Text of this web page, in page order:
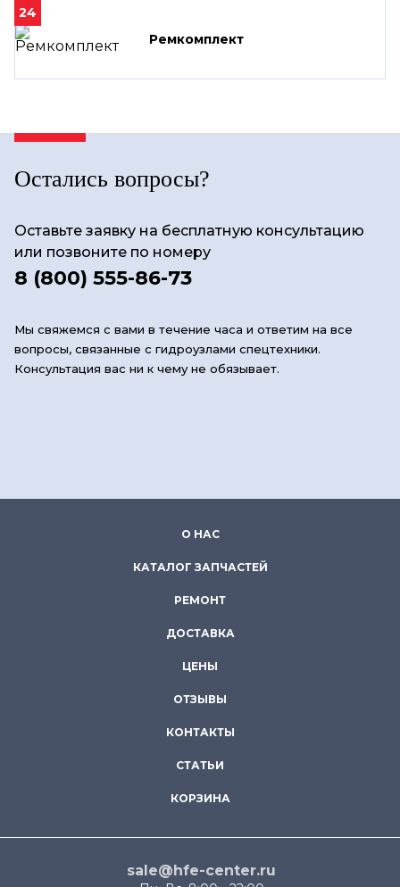
24
Ремкомплект
Остались вопросы?
Оставьте заявку на бесплатную консультацию
или позвоните по номеру
8 (800) 555-86-73
Мы свяжемся с вами в течение часа и ответим на все
вопросы, связанные с гидроузлами спецтехники.
Консультация вас ни к чему не обязывает.
О НАС
КАТАЛОГ ЗАПЧАСТЕЙ
РЕМОНТ
ДОСТАВКА
ЦЕНЫ
ОТЗЫВЫ
КОНТАКТЫ
СТАТЬИ
КОРЗИНА
sale@hfe-center.ru